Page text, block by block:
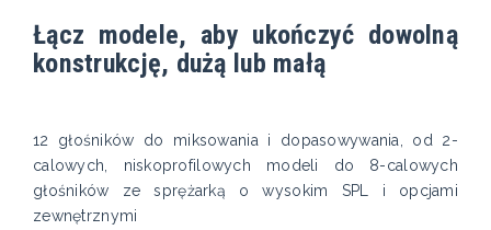
Łącz modele, aby ukończyć dowolną
konstrukcję, dużą lub małą
12 głośników do miksowania i dopasowywania, od 2-
calowych, niskoprofilowych modeli do 8-calowych
głośników ze sprężarką o wysokim SPL i opcjami
zewnętrznymi